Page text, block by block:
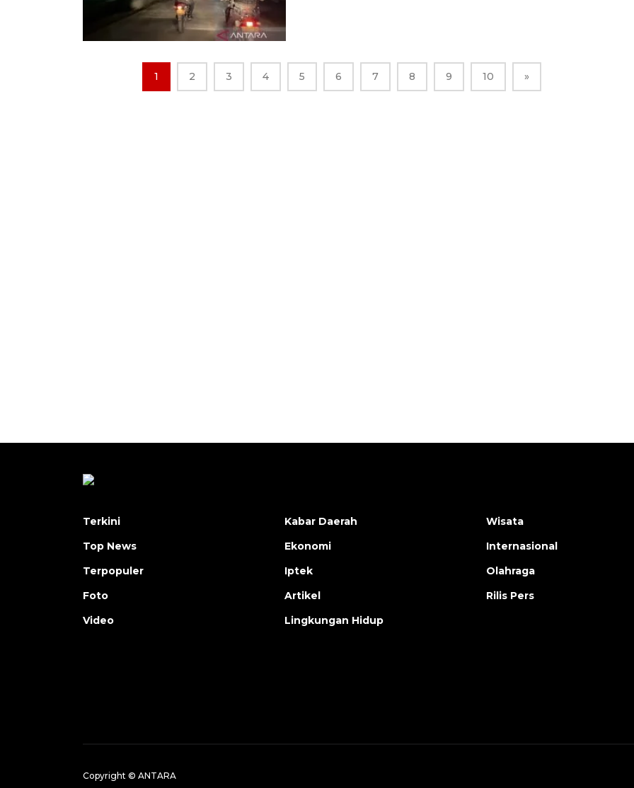
1 2 3 4 5 6 7 8 9 10 »
Terkini
Top News
Terpopuler
Foto
Video
Kabar Daerah
Ekonomi
Iptek
Artikel
Lingkungan Hidup
Wisata
Internasional
Olahraga
Rilis Pers
Copyright © ANTARA